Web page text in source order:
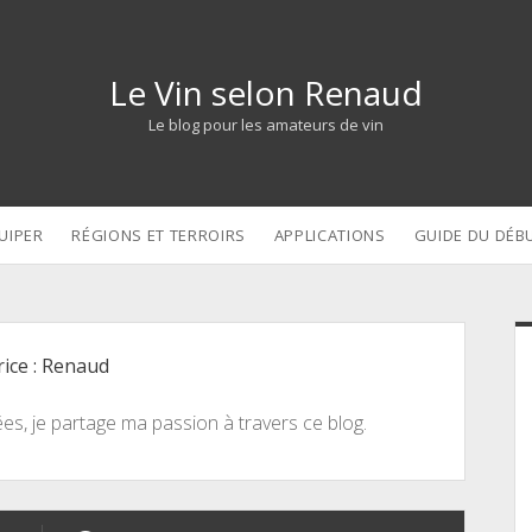
Le Vin selon Renaud
Le blog pour les amateurs de vin
RÉGIONS ET TERROIRS APPLICATIONS GUIDE DU
: Renaud
je partage ma passion à travers ce blog.